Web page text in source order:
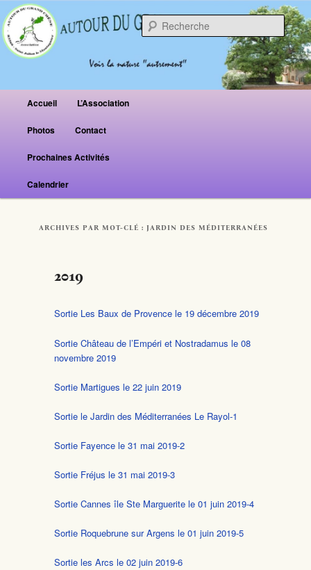
Menu principal
Aller au contenu principal
Aller au contenu secondaire
Accueil L’Association
Photos Contact
Prochaines Activités
Calendrier
ARCHIVES PAR MOT-CLÉ :JARDIN DES MÉDITERRANÉES
2019
Sortie Les Baux de Provence le 19 décembre 2019
Sortie Château de l’Empéri et Nostradamus le 08
novembre 2019
Sortie Martigues le 22 juin 2019
Sortie le Jardin des Méditerranées Le Rayol-1
Sortie Fayence le 31 mai 2019-2
Sortie Fréjus le 31 mai 2019-3
Sortie Cannes île Ste Marguerite le 01 juin 2019-4
Sortie Roquebrune sur Argens le 01 juin 2019-5
Sortie les Arcs le 02 juin 2019-6